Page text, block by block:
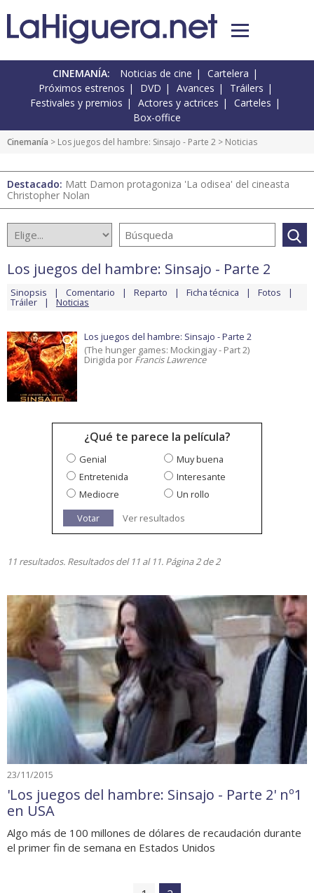
CINEMANÍA: Noticias de cine
Cartelera
Próximos estrenos
DVD Avances
Tráilers
Festivales y premios
Actores y actrices
Carteles
Box-office
Cinemanía > Los juegos del hambre: Sinsajo - Parte 2 > Noticias
Destacado: Matt Damon protagoniza 'La odisea' del cineasta
Christopher Nolan
Los juegos del hambre: Sinsajo - Parte 2
Sinopsis Comentario Reparto Ficha técnica Fotos
Tráiler Noticias
Los juegos del hambre: Sinsajo - Parte 2
(The hunger games: Mockingjay - Part 2)
Dirigida por Francis Lawrence
¿Qué te parece la película?
Genial
Muy buena
Entretenida
Interesante
Mediocre
Un rollo
Votar
Ver resultados
11 resultados. Resultados del 11 al 11. Página 2 de 2
23/11/2015
'Los juegos del hambre: Sinsajo - Parte 2' nº1
en USA
Algo más de 100 millones de dólares de recaudación durante
el primer fin de semana en Estados Unidos